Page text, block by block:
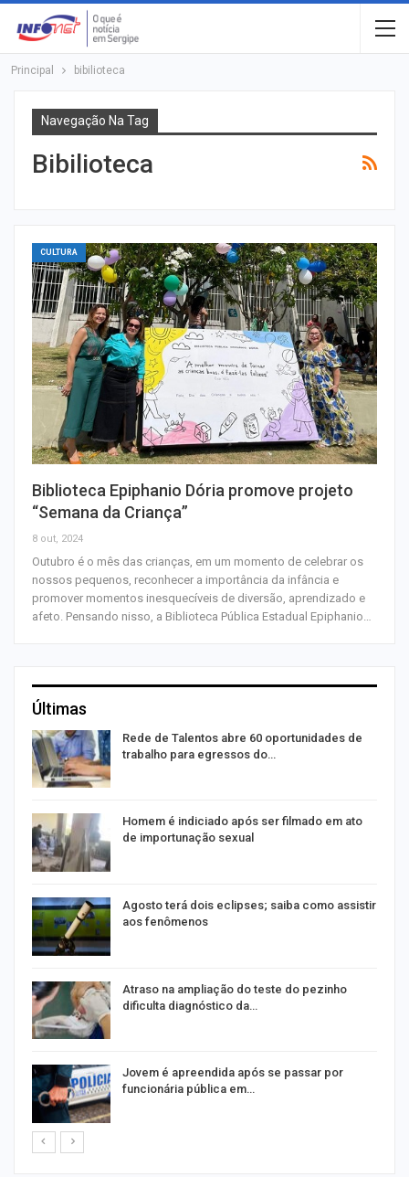
Principal bibilioteca
Navegação Na Tag
Bibilioteca
CULTURA
Biblioteca Epiphanio Dória promove projeto
“Semana da Criança”
8 out, 2024
Outubro é o mês das crianças, em um momento de celebrar os
nossos pequenos, reconhecer a importância da infância e
promover momentos inesquecíveis de diversão, aprendizado e
afeto. Pensando nisso, a Biblioteca Pública Estadual Epiphanio…
Últimas
Rede de Talentos abre 60 oportunidades de
trabalho para egressos do…
Homem é indiciado após ser filmado em ato
de importunação sexual
Agosto terá dois eclipses; saiba como assistir
aos fenômenos
Atraso na ampliação do teste do pezinho
dificulta diagnóstico da…
Jovem é apreendida após se passar por
funcionária pública em…